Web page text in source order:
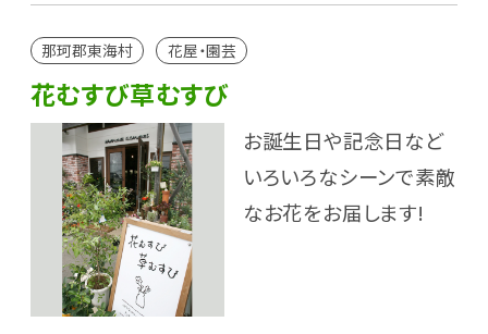
那珂郡東海村 花屋・園芸
花むすび草むすび
お誕生日や記念日など
いろいろなシーンで素敵
なお花をお届します!